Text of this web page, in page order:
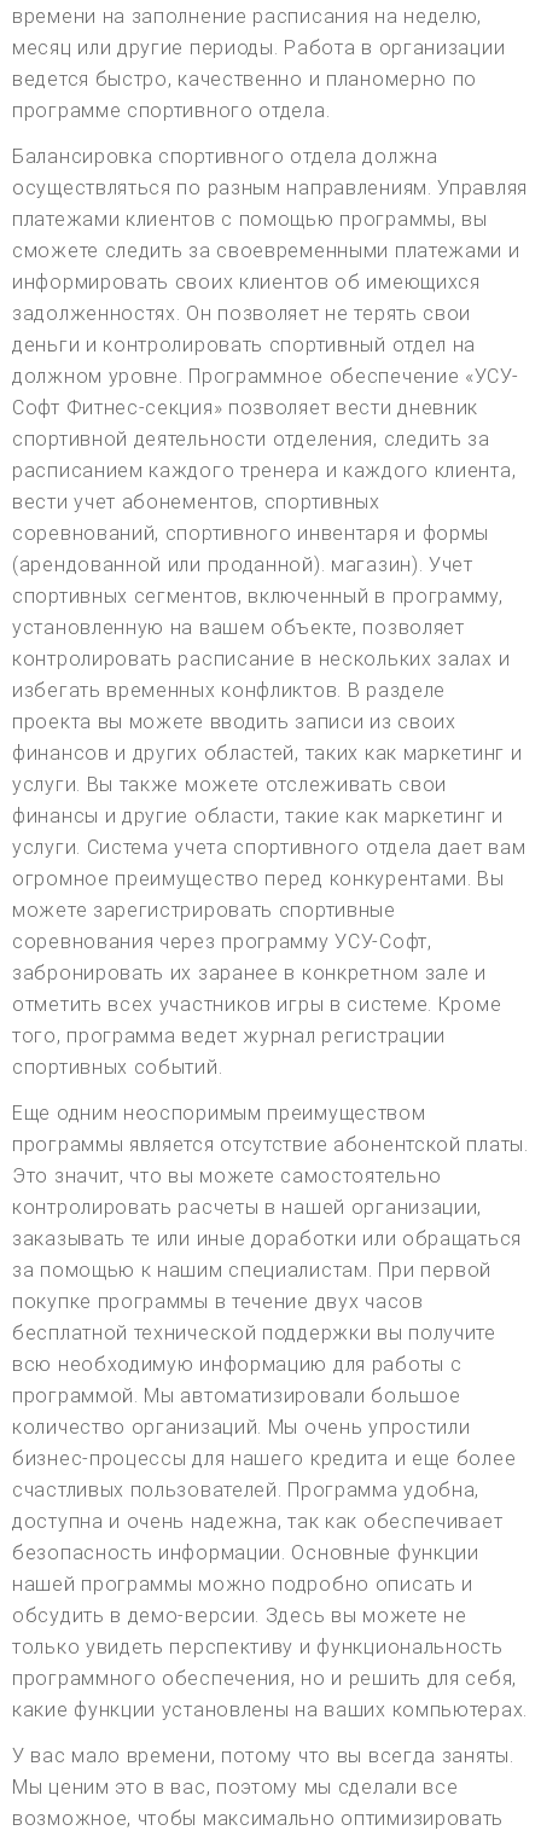
времени на заполнение расписания на неделю,
месяц или другие периоды. Работа в организации
ведется быстро, качественно и планомерно по
программе спортивного отдела.
Балансировка спортивного отдела должна
осуществляться по разным направлениям. Управляя
платежами клиентов с помощью программы, вы
сможете следить за своевременными платежами и
информировать своих клиентов об имеющихся
задолженностях. Он позволяет не терять свои
деньги и контролировать спортивный отдел на
должном уровне. Программное обеспечение «УСУ-
Софт Фитнес-секция» позволяет вести дневник
спортивной деятельности отделения, следить за
расписанием каждого тренера и каждого клиента,
вести учет абонементов, спортивных
соревнований, спортивного инвентаря и формы
(арендованной или проданной). магазин). Учет
спортивных сегментов, включенный в программу,
установленную на вашем объекте, позволяет
контролировать расписание в нескольких залах и
избегать временных конфликтов. В разделе
проекта вы можете вводить записи из своих
финансов и других областей, таких как маркетинг и
услуги. Вы также можете отслеживать свои
финансы и другие области, такие как маркетинг и
услуги. Система учета спортивного отдела дает вам
огромное преимущество перед конкурентами. Вы
можете зарегистрировать спортивные
соревнования через программу УСУ-Софт,
забронировать их заранее в конкретном зале и
отметить всех участников игры в системе. Кроме
того, программа ведет журнал регистрации
спортивных событий.
Еще одним неоспоримым преимуществом
программы является отсутствие абонентской платы.
Это значит, что вы можете самостоятельно
контролировать расчеты в нашей организации,
заказывать те или иные доработки или обращаться
за помощью к нашим специалистам. При первой
покупке программы в течение двух часов
бесплатной технической поддержки вы получите
всю необходимую информацию для работы с
программой. Мы автоматизировали большое
количество организаций. Мы очень упростили
бизнес-процессы для нашего кредита и еще более
счастливых пользователей. Программа удобна,
доступна и очень надежна, так как обеспечивает
безопасность информации. Основные функции
нашей программы можно подробно описать и
обсудить в демо-версии. Здесь вы можете не
только увидеть перспективу и функциональность
программного обеспечения, но и решить для себя,
какие функции установлены на ваших компьютерах.
У вас мало времени, потому что вы всегда заняты.
Мы ценим это в вас, поэтому мы сделали все
возможное, чтобы максимально оптимизировать